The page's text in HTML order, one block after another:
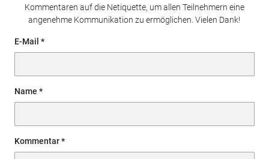
Kommentaren auf die Netiquette, um allen Teilnehmern eine
angenehme Kommunikation zu ermöglichen. Vielen Dank!
E-Mail
Name
Kommentar